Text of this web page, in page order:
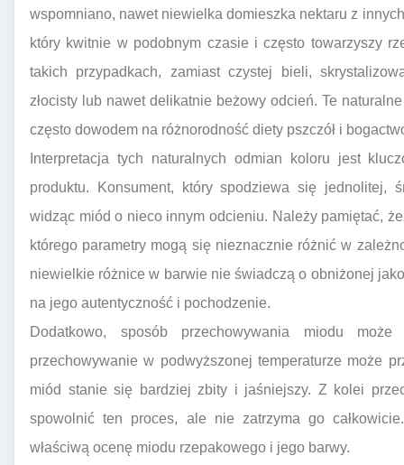
wspomniano, nawet niewielka domieszka nektaru z
który kwitnie w podobnym czasie i często towarzyszy
takich przypadkach, zamiast czystej bieli,
złocisty lub nawet delikatnie beżowy odcień. Te
często dowodem na różnorodność diety pszczół i
Interpretacja tych naturalnych odmian koloru jest
produktu. Konsument, który spodziewa się jednolitej,
widząc miód o nieco innym odcieniu. Należy pamiętać,
którego parametry mogą się nieznacznie różnić w
niewielkie różnice w barwie nie świadczą o obniżonej
na jego autentyczność i pochodzenie.
Dodatkowo, sposób przechowywania miodu
przechowywanie w podwyższonej temperaturze może
miód stanie się bardziej zbity i jaśniejszy. Z kolei
spowolnić ten proces, ale nie zatrzyma go
właściwą ocenę miodu rzepakowego i jego barwy.